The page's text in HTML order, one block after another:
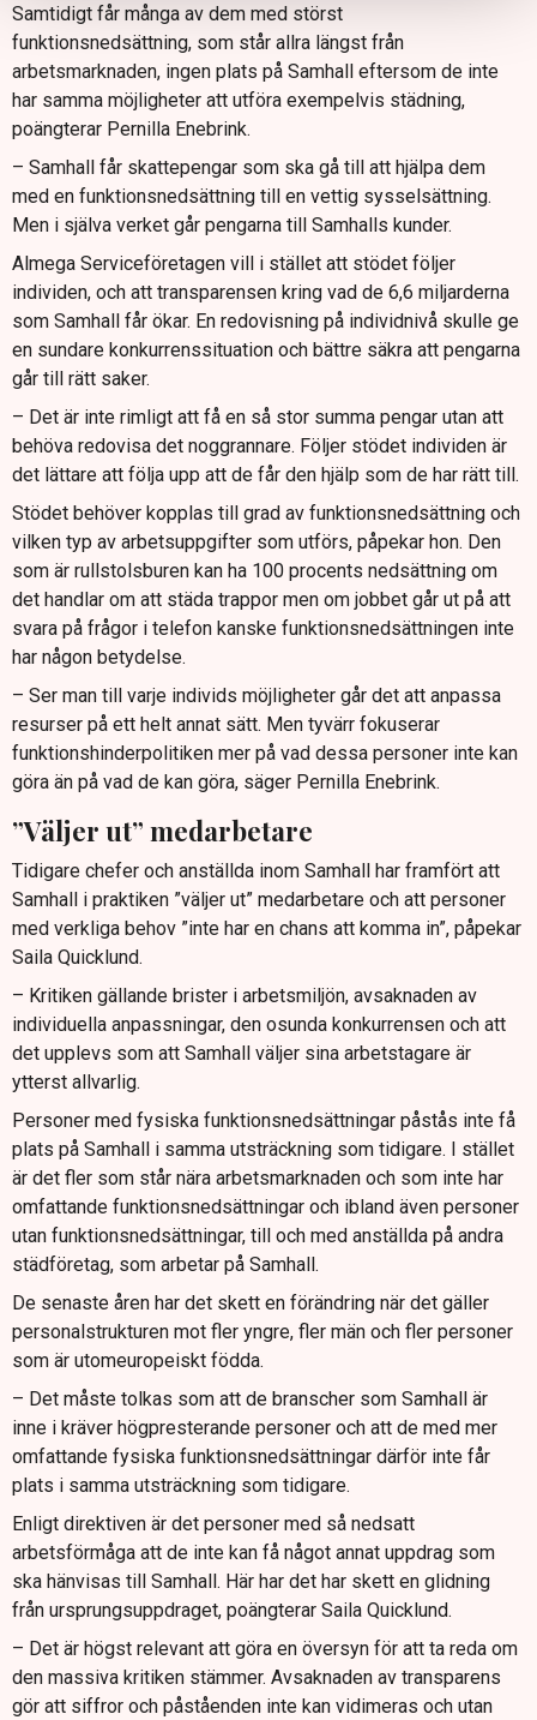
Samtidigt får många av dem med störst
funktionsnedsättning, som står allra längst från
arbetsmarknaden, ingen plats på Samhall eftersom de inte
har samma möjligheter att utföra exempelvis städning,
poängterar Pernilla Enebrink.
– Samhall får skattepengar som ska gå till att hjälpa dem
med en funktionsnedsättning till en vettig sysselsättning.
Men i själva verket går pengarna till Samhalls kunder.
Almega Serviceföretagen vill i stället att stödet följer
individen, och att transparensen kring vad de 6,6 miljarderna
som Samhall får ökar. En redovisning på individnivå skulle ge
en sundare konkurrenssituation och bättre säkra att pengarna
går till rätt saker.
– Det är inte rimligt att få en så stor summa pengar utan att
behöva redovisa det noggrannare. Följer stödet individen är
det lättare att följa upp att de får den hjälp som de har rätt till.
Stödet behöver kopplas till grad av funktionsnedsättning och
vilken typ av arbetsuppgifter som utförs, påpekar hon. Den
som är rullstolsburen kan ha 100 procents nedsättning om
det handlar om att städa trappor men om jobbet går ut på att
svara på frågor i telefon kanske funktionsnedsättningen inte
har någon betydelse.
– Ser man till varje individs möjligheter går det att anpassa
resurser på ett helt annat sätt. Men tyvärr fokuserar
funktionshinderpolitiken mer på vad dessa personer inte kan
göra än på vad de kan göra, säger Pernilla Enebrink.
”Väljer ut” medarbetare
Tidigare chefer och anställda inom Samhall har framfört att
Samhall i praktiken ”väljer ut” medarbetare och att personer
med verkliga behov ”inte har en chans att komma in”, påpekar
Saila Quicklund.
– Kritiken gällande brister i arbetsmiljön, avsaknaden av
individuella anpassningar, den osunda konkurrensen och att
det upplevs som att Samhall väljer sina arbetstagare är
ytterst allvarlig.
Personer med fysiska funktionsnedsättningar påstås inte få
plats på Samhall i samma utsträckning som tidigare. I stället
är det fler som står nära arbetsmarknaden och som inte har
omfattande funktionsnedsättningar och ibland även personer
utan funktionsnedsättningar, till och med anställda på andra
städföretag, som arbetar på Samhall.
De senaste åren har det skett en förändring när det gäller
personalstrukturen mot fler yngre, fler män och fler personer
som är utomeuropeiskt födda.
– Det måste tolkas som att de branscher som Samhall är
inne i kräver högpresterande personer och att de med mer
omfattande fysiska funktionsnedsättningar därför inte får
plats i samma utsträckning som tidigare.
Enligt direktiven är det personer med så nedsatt
arbetsförmåga att de inte kan få något annat uppdrag som
ska hänvisas till Samhall. Här har det har skett en glidning
från ursprungsuppdraget, poängterar Saila Quicklund.
– Det är högst relevant att göra en översyn för att ta reda om
den massiva kritiken stämmer. Avsaknaden av transparens
gör att siffror och påståenden inte kan vidimeras och utan